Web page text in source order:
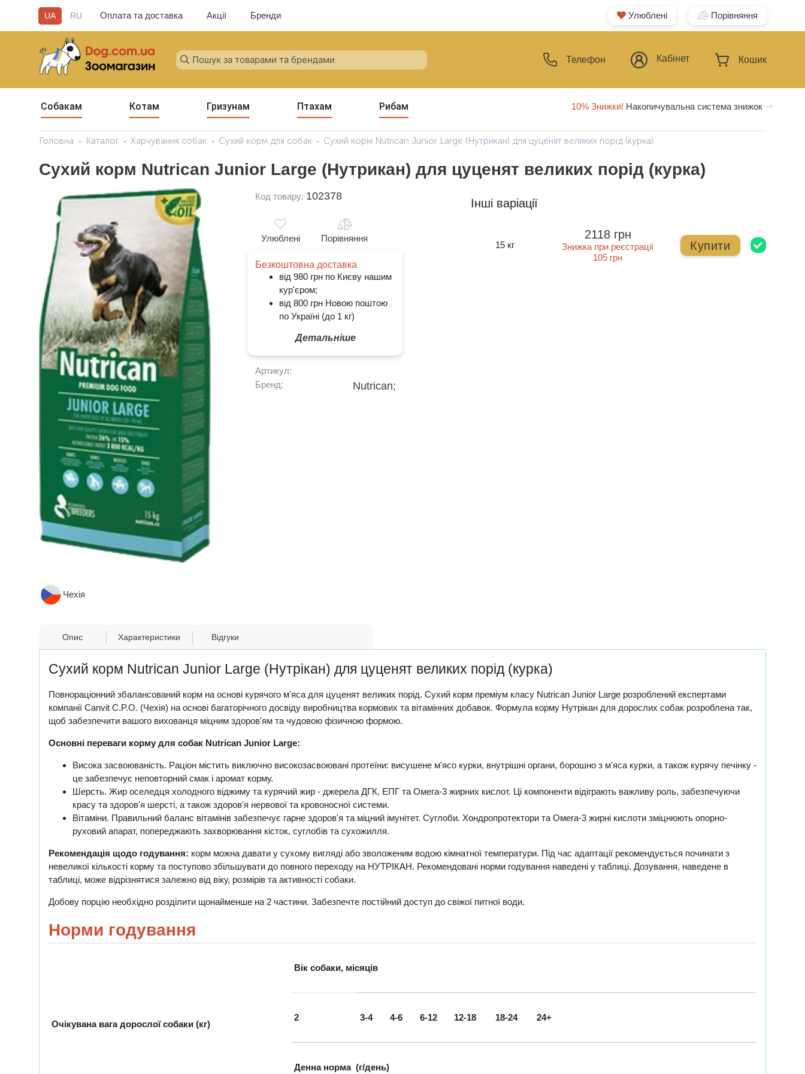
UA RU Оплата та доставка Акції Бренди Улюблені Порівняння
Телефон Кабінет Кошик
Собакам Котам Гризунам Птахам Рибам 10% Знижки! Накопичувальна система знижок
Головна Каталог Харчування собак Сухий корм для собак Сухий корм Nutrican Junior Large (Нутрикан) для цуценят великих порід (курка)
Сухий корм Nutrican Junior Large (Нутрикан) для цуценят великих порід (курка)
Чехія
Код товару: 102378
Улюблені Порівняння
Безкоштовна доставка
від 980 грн по Києву нашим
кур'єром;
від 800 грн Новою поштою
по Україні (до 1 кг)
Детальніше
Артикул:
Бренд:
Nutrican;
Інші варіації
15 кг
2118 грн
Знижка при реєстрації
105 грн
Купити
Опис Характеристики Відгуки
Сухий корм Nutrican Junior Large (Нутрікан) для цуценят великих порід (курка)
Повнораціонний збалансований корм на основі курячого м'яса для цуценят великих порід. Сухий корм преміум класу Nutrican Junior Large розроблений експертами
компанії Canvit C.P.O. (Чехія) на основі багаторічного досвіду виробництва кормових та вітамінних добавок. Формула корму Нутрікан для дорослих собак розроблена так,
щоб забезпечити вашого вихованця міцним здоров'ям та чудовою фізичною формою.
Основні переваги корму для собак Nutrican Junior Large:
Висока засвоюваність. Раціон містить виключно високозасвоювані протеїни: висушене м'ясо курки, внутрішні органи, борошно з м'яса курки, а також курячу печінку -
це забезпечує неповторний смак і аромат корму.
Шерсть. Жир оселедця холодного віджиму та курячий жир - джерела ДГК, ЕПГ та Омега-3 жирних кислот. Ці компоненти відіграють важливу роль, забезпечуючи
красу та здоров'я шерсті, а також здоров'я нервової та кровоносної системи.
Вітаміни. Правильний баланс вітамінів забезпечує гарне здоров'я та міцний імунітет. Суглоби. Хондропротектори та Омега-3 жирні кислоти зміцнюють опорно-
руховий апарат, попереджають захворювання кісток, суглобів та сухожилля.
Рекомендація щодо годування: корм можна давати у сухому вигляді або зволоженим водою кімнатної температури. Під час адаптації рекомендується починати з
невеликої кількості корму та поступово збільшувати до повного переходу на НУТРІКАН. Рекомендовані норми годування наведені у таблиці. Дозування, наведене в
таблиці, може відрізнятися залежно від віку, розмірів та активності собаки.
Добову порцію необхідно розділити щонайменше на 2 частини. Забезпечте постійний доступ до свіжої питної води.
Норми годування
Очікувана вага дорослої собаки (кг)
Вік собаки, місяців
2 3-4 4-6 6-12 12-18 18-24 24+
Денна норма (г/день)